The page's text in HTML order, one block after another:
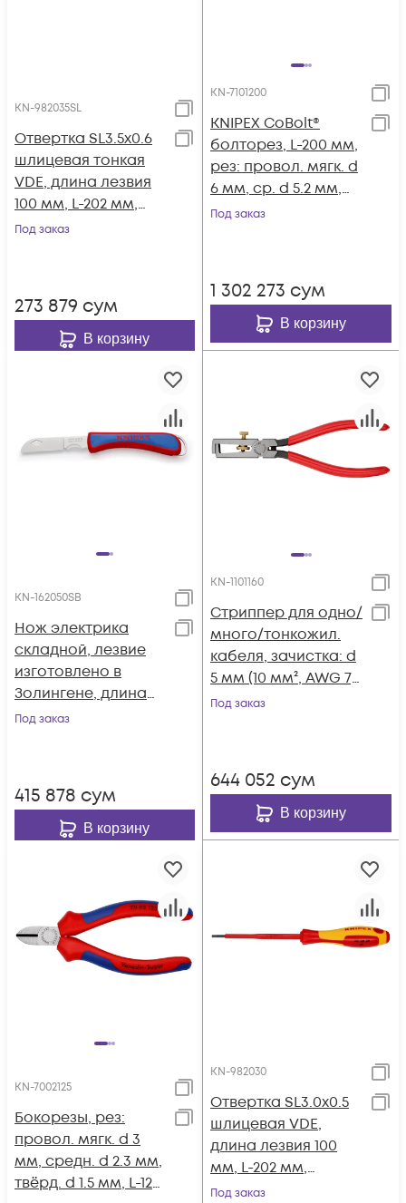
KN-982035SL
Отвертка SL3.5x0.6
шлицевая тонкая
VDE, длина лезвия
100 мм, L-202 мм,
диэлектрическая, 2-
Под заказ
273 879 сум
В корзину
KN-7101200
KNIPEX CoBolt®
болторез, L-200 мм,
рез: провол. мягк. d
6 мм, ср. d 5.2 мм,
тв. d 4 мм, роял.
Под заказ
1 302 273 сум
В корзину
KN-162050SB
Нож электрика
складной, лезвие
изготовлено в
Золингене, длина
лезвия 80 мм, L-120
крепл. KN-162050SB
Под заказ
415 878 сум
В корзину
KN-1101160
Стриппер для одно/
много/тонкожил.
кабеля, зачистка: d
5 мм (10 мм², AWG 7),
пружина, L-160 мм, c
Под заказ
644 052 сум
В корзину
KN-7002125
Бокорезы, рез:
провол. мягк. d 3
мм, средн. d 2.3 мм,
твёрд. d 1.5 мм, L-125
KN-982030
Отвертка SL3.0x0.5
шлицевая VDE,
длина лезвия 100
мм, L-202 мм,
диэлектрическая, 2-
Под заказ